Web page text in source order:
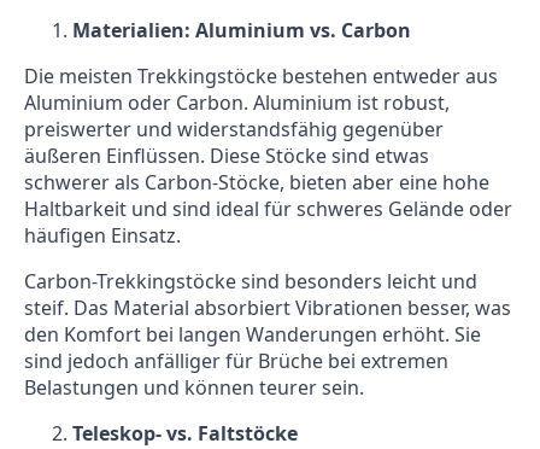
Materialien: Aluminium vs. Carbon
Die meisten Trekkingstöcke bestehen entweder aus
Aluminium oder Carbon. Aluminium ist robust,
preiswerter und widerstandsfähig gegenüber
äußeren Einflüssen. Diese Stöcke sind etwas
schwerer als Carbon-Stöcke, bieten aber eine hohe
Haltbarkeit und sind ideal für schweres Gelände oder
häufigen Einsatz.
Carbon-Trekkingstöcke sind besonders leicht und
steif. Das Material absorbiert Vibrationen besser, was
den Komfort bei langen Wanderungen erhöht. Sie
sind jedoch anfälliger für Brüche bei extremen
Belastungen und können teurer sein.
Teleskop- vs. Faltstöcke